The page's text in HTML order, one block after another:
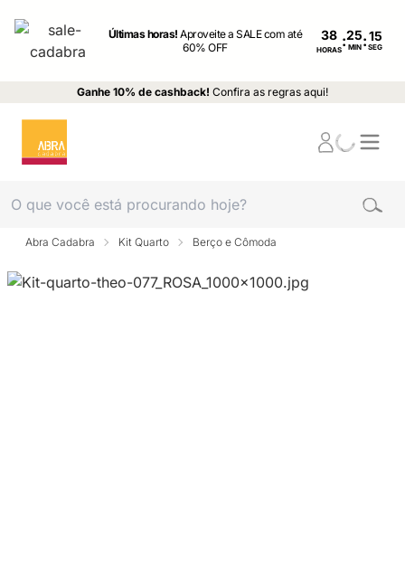
Últimas horas!Aproveite a SALE com até
60% OFF
38
HORAS: MIN : SEG
Ganhe 10% de cashback! Confira as regras aqui!
Abra Cadabra Kit Quarto Berço e Cômoda